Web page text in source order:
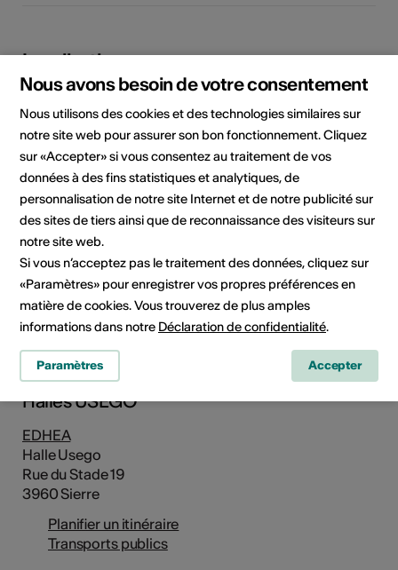
Localisation
Rue du Stade 19, 3960 Sierre
Planifier un itinéraire
Transports publics
Adresse
Halles USEGO
EDHEA
Halle Usego
Rue du Stade 19
3960 Sierre
Planifier un itinéraire
Transports publics
Nous avons besoin de votre consentement
Nous utilisons des cookies et des technologies similaires sur
notre site web pour assurer son bon fonctionnement. Cliquez
sur «Accepter» si vous consentez au traitement de vos
données à des fins statistiques et analytiques, de
personnalisation de notre site Internet et de notre publicité sur
des sites de tiers ainsi que de reconnaissance des visiteurs sur
notre site web.
Si vous n’acceptez pas le traitement des données, cliquez sur
«Paramètres» pour enregistrer vos propres préférences en
matière de cookies. Vous trouverez de plus amples
informations dans notre Déclaration de confidentialité.
Paramètres Accepter